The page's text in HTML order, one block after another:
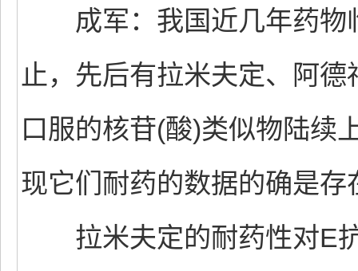
成军：我国近几年药物
止，先后有拉米夫定、阿
口服的核苷(酸)类似物陆续
现它们耐药的数据的确是存
拉米夫定的耐药性对E抗